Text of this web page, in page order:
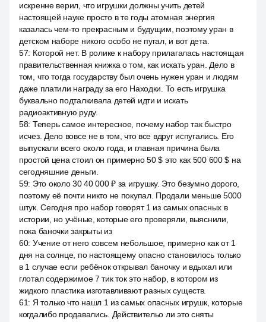
искренне верил, что игрушки должны учить детей
настоящей науке просто в те годы атомная энергия
казалась чем-то прекрасным и будущим, поэтому уран в
детском наборе никого особо не пугал, и вот дета.
57: Которой нет. В ролике к набору прилагалась настоящая
правительственная книжка о том, как искать уран. Дело в
том, что тогда государству был очень нужен уран и людям
даже платили награду за его Находки. То есть игрушка
буквально подталкивала детей идти и искать
радиоактивную руду.
58: Теперь самое интересное, почему набор так быстро
исчез. Дело вовсе не в том, что все вдруг испугались. Его
выпускали всего около года, и главная причина была
простой цена стоил он примерно 50 $ это как 500 600 $ на
сегодняшние деньги.
59: Это около 30 40 000 ₽ за игрушку. Это безумно дорого,
поэтому её почти никто не покупал. Продали меньше 5000
штук. Сегодня про набор говорят 1 из самых опасных в
истории, но учёные, которые его проверяли, выяснили,
пока баночки закрыты из
60: Учение от него совсем небольшое, примерно как от 1
дня на солнце, по настоящему опасно становилось только
в 1 случае если ребёнок открывал баночку и вдыхал или
глотал содержимое 7 тик ток это набор, в котором из
жидкого пластика изготавливают разных существ.
61: Я только что нашл 1 из самых опасных игрушк, которые
когдалибо продавались. Действительо ли это сняты